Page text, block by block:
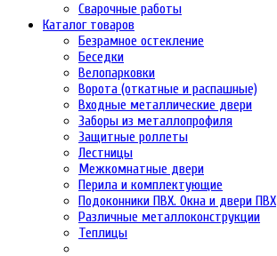
Сварочные работы
Каталог товаров
Безрамное остекление
Беседки
Велопарковки
Ворота (откатные и распашные)
Входные металлические двери
Заборы из металлопрофиля
Защитные роллеты
Лестницы
Межкомнатные двери
Перила и комплектующие
Подоконники ПВХ. Окна и двери ПВХ
Различные металлоконструкции
Теплицы